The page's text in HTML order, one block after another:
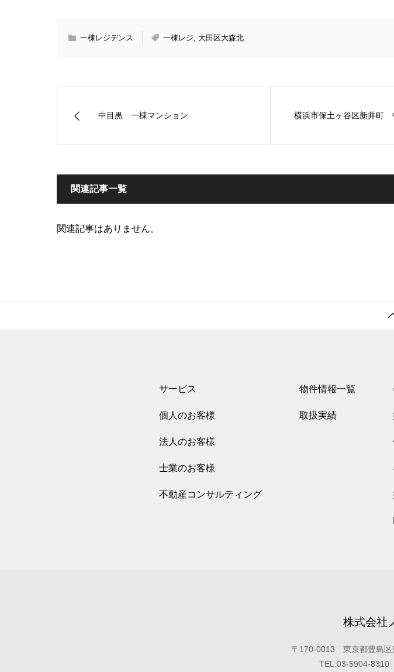
一棟レジデンス 一棟レジ 大田区大森北
中目黒 一棟マンション 横浜市保土ヶ谷区新井町
関連記事一覧
関連記事はありません。
サービス
個人のお客様
法人のお客様
士業のお客様
不動産コンサルティング
物件情報一覧
取扱実績
株式会社
〒170-0013 東京都豊島区
TEL:03-5904-8310